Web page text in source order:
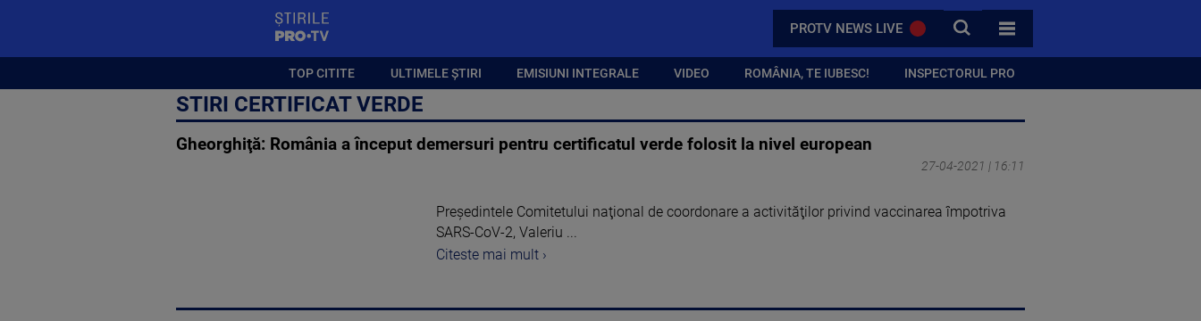
PROTV NEWS LIVE CAUTA
TOATE CATEGORIILE
TOP CITITE ULTIMELE ȘTIRI EMISIUNI INTEGRALE VIDEO ROMÂNIA, TE IUBESC! INSPECTORUL PRO
STIRI CERTIFICAT VERDE
Gheorghiţă: România a început demersuri pentru certificatul verde folosit la nivel european
27-04-2021 | 16:11
Preşedintele Comitetului naţional de coordonare a activităţilor privind vaccinarea împotriva
SARS-CoV-2, Valeriu ...
Citeste mai mult ›